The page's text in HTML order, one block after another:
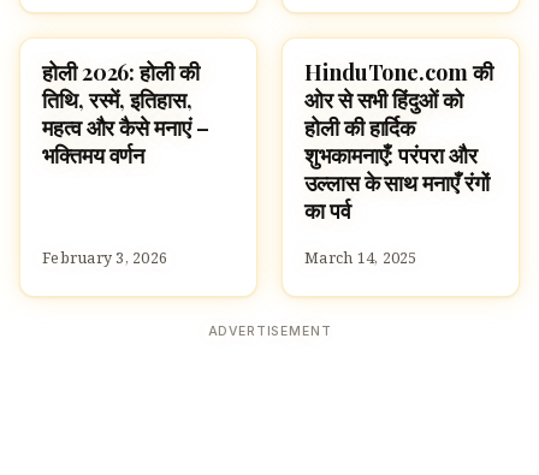
FESTIVALS
होली 2026: होली की
तिथि, रस्में, इतिहास,
महत्व और कैसे मनाएं –
भक्तिमय वर्णन
February 3, 2026
FESTIVALS
HinduTone.com की
ओर से सभी हिंदुओं को
होली की हार्दिक
शुभकामनाएँ: परंपरा और
उल्लास के साथ मनाएँ रंगों
का पर्व
March 14, 2025
ADVERTISEMENT